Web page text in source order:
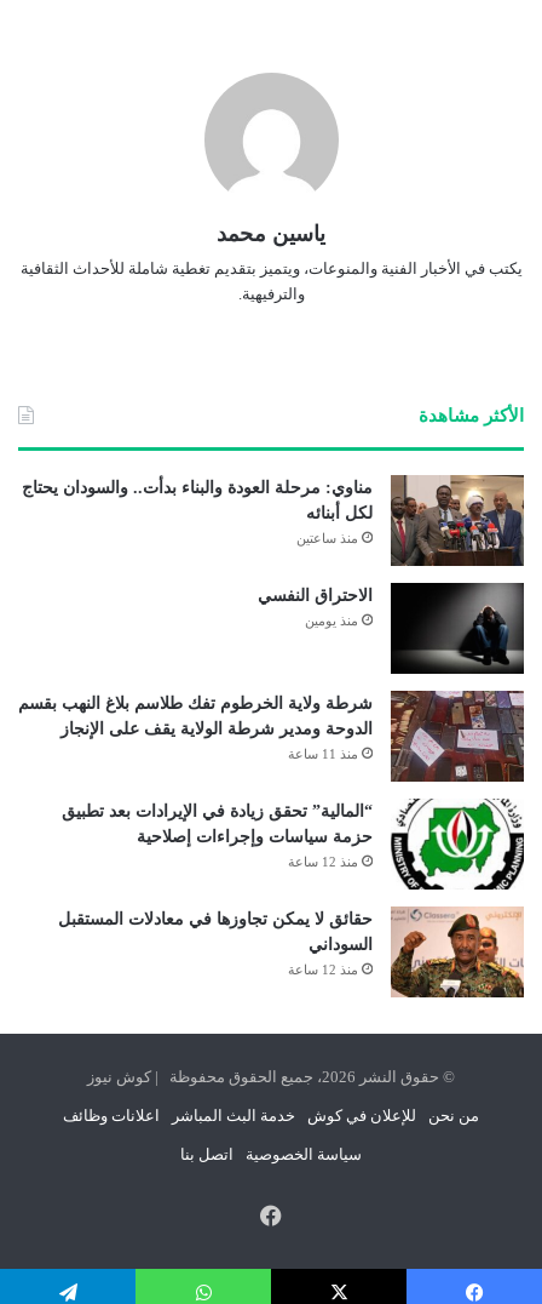
ياسين محمد
يكتب في الأخبار الفنية والمنوعات، ويتميز بتقديم تغطية شاملة للأحداث الثقافية
والترفيهية.
الأكثر مشاهدة
مناوي: مرحلة العودة والبناء بدأت.. والسودان يحتاج
لكل أبنائه
منذ ساعتين
الاحتراق النفسي
منذ يومين
شرطة ولاية الخرطوم تفك طلاسم بلاغ النهب بقسم
الدوحة ومدير شرطة الولاية يقف على الإنجاز
منذ 11 ساعة
“المالية” تحقق زيادة في الإيرادات بعد تطبيق
حزمة سياسات وإجراءات إصلاحية
منذ 12 ساعة
حقائق لا يمكن تجاوزها في معادلات المستقبل
السوداني
منذ 12 ساعة
© حقوق النشر 2026، جميع الحقوق محفوظة | كوش نيوز
من نحن للإعلان في كوش خدمة البث المباشر اعلانات وظائف
سياسة الخصوصية اتصل بنا